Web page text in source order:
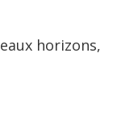
horizons,